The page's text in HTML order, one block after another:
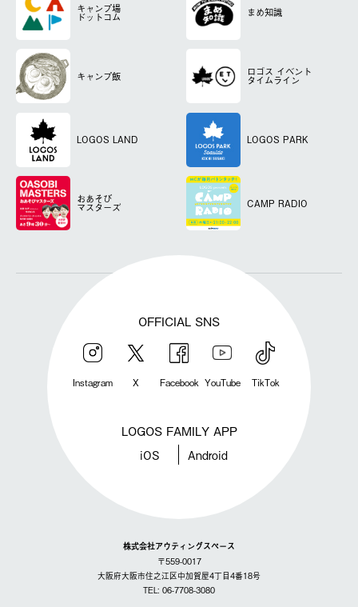
キャンプ場
ドットコム まめ知識
キャンプ飯 ロゴス イベント
タイムライン
LOGOS LAND LOGOS PARK
おあそび
マスターズ CAMP RADIO
OFFICIAL SNS
Instagram X Facebook YouTube TikTok
LOGOS FAMILY APP
iOS Android
株式会社アウティングスペース
〒559-0017
大阪府大阪市住之江区中加賀屋4丁目4番18号
TEL: 06-7708-3080